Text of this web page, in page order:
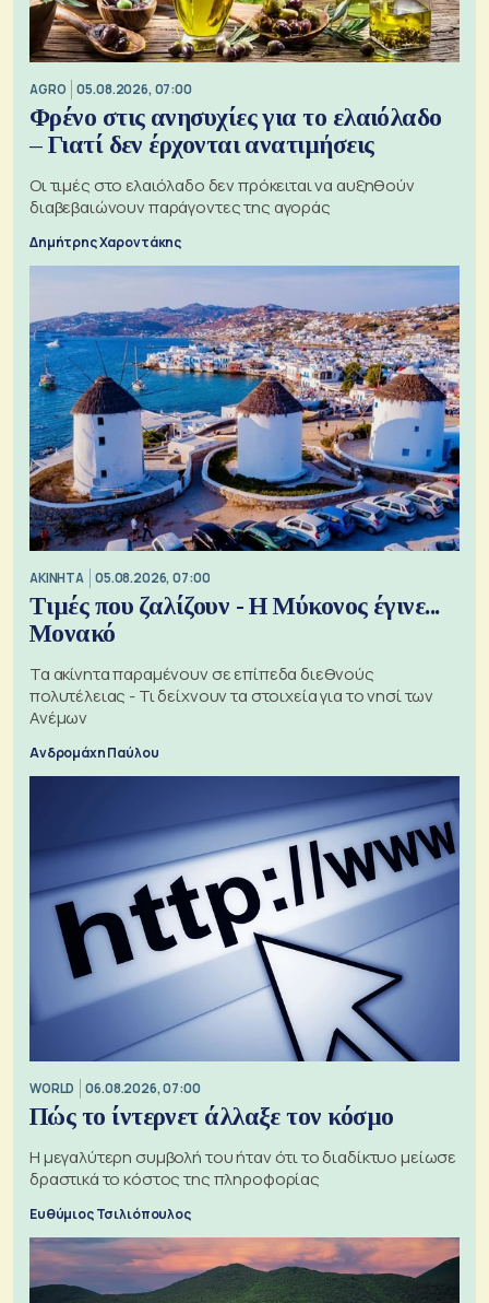
AGRO 05.08.2026, 07:00
Φρένο στις ανησυχίες για το ελαιόλαδο
– Γιατί δεν έρχονται ανατιμήσεις
Οι τιμές στο ελαιόλαδο δεν πρόκειται να αυξηθούν
διαβεβαιώνουν παράγοντες της αγοράς
Δημήτρης Χαροντάκης
ΑΚΙΝΗΤΑ 05.08.2026, 07:00
Τιμές που ζαλίζουν - Η Μύκονος έγινε...
Μονακό
Τα ακίνητα παραμένουν σε επίπεδα διεθνούς
πολυτέλειας - Τι δείχνουν τα στοιχεία για το νησί των
Ανέμων
Ανδρομάχη Παύλου
WORLD 06.08.2026, 07:00
Πώς το ίντερνετ άλλαξε τον κόσμο
Η μεγαλύτερη συμβολή του ήταν ότι το διαδίκτυο μείωσε
δραστικά το κόστος της πληροφορίας
Ευθύμιος Τσιλιόπουλος